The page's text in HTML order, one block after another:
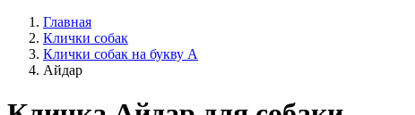
Главная
Клички собак
Клички собак на букву А
Айдар